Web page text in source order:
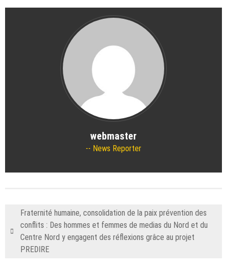
webmaster
News Reporter
Fraternité humaine, consolidation de la paix prévention des
conflits : Des hommes et femmes de medias du Nord et du
Centre Nord y engagent des réflexions grâce au projet
PREDIRE